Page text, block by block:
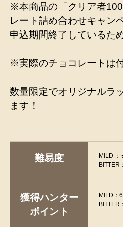
※本商品の「クリア者
レート詰め合わせキャン
申込期間終了しているた
※実際のチョコレートは
数量限定でオリジナルラ
ます！
難易度
MILD
獲得ハンター
ポイント
MILD：
BITTER